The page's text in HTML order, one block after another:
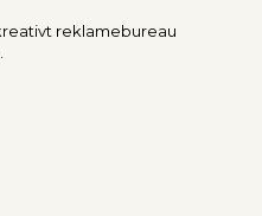
reklamebureau